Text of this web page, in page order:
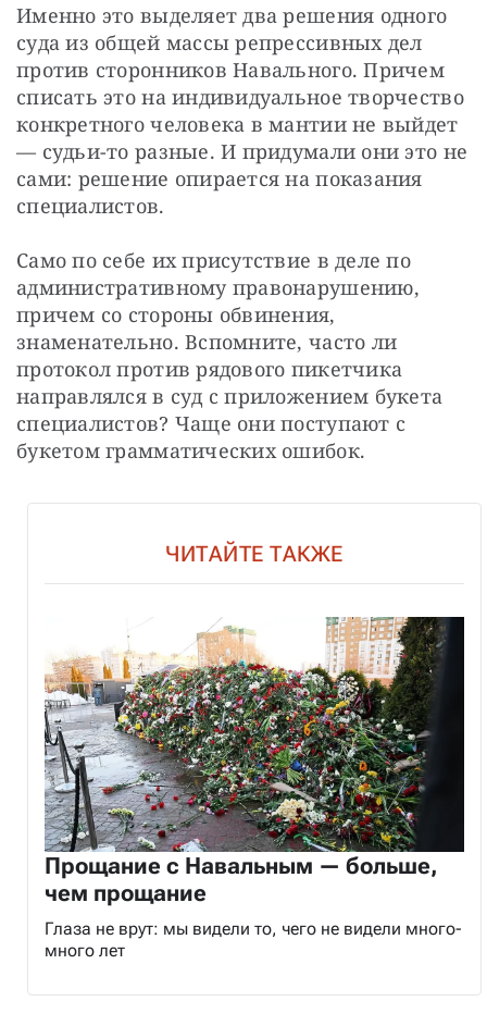
Именно это выделяет два решения одного
суда из общей массы репрессивных дел
против сторонников Навального. Причем
списать это на индивидуальное творчество
конкретного человека в мантии не выйдет
— судьи-то разные. И придумали они это не
сами: решение опирается на показания
специалистов.
Само по себе их присутствие в деле по
административному правонарушению,
причем со стороны обвинения,
знаменательно. Вспомните, часто ли
протокол против рядового пикетчика
направлялся в суд с приложением букета
специалистов? Чаще они поступают с
букетом грамматических ошибок.
ЧИТАЙТЕ ТАКЖЕ
Прощание с Навальным — больше,
чем прощание
Глаза не врут: мы видели то, чего не видели много-
много лет